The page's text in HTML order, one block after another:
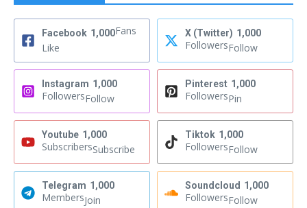
Facebook 1,000Fans
Like
X (Twitter) 1,000
FollowersFollow
Instagram 1,000
FollowersFollow
Pinterest 1,000
FollowersPin
Youtube 1,000
SubscribersSubscribe
Tiktok 1,000
FollowersFollow
Telegram 1,000
MembersJoin
Soundcloud 1,000
FollowersFollow